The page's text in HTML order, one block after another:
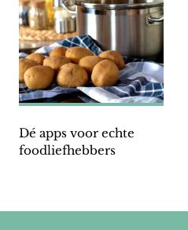
Dé apps voor echte
foodliefhebbers